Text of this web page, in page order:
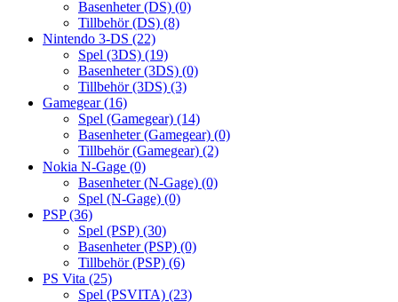
Basenheter (DS) (0)
Tillbehör (DS) (8)
Nintendo 3-DS (22)
Spel (3DS) (19)
Basenheter (3DS) (0)
Tillbehör (3DS) (3)
Gamegear(16)
Spel (Gamegear) (14)
Basenheter (Gamegear) (0)
Tillbehör (Gamegear) (2)
Nokia N-Gage (0)
Basenheter (N-Gage) (0)
Spel (N-Gage) (0)
PSP(36)
Spel (PSP) (30)
Basenheter (PSP) (0)
Tillbehör (PSP) (6)
PS Vita (25)
Spel (PSVITA) (23)